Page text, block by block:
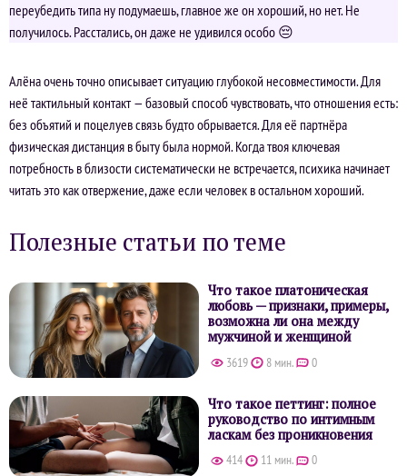
переубедить типа ну подумаешь, главное же он хороший, но нет. Не
получилось. Расстались, он даже не удивился особо 😔
Алёна очень точно описывает ситуацию глубокой несовместимости. Для
неё тактильный контакт — базовый способ чувствовать, что отношения есть:
без объятий и поцелуев связь будто обрывается. Для её партнёра
физическая дистанция в быту была нормой. Когда твоя ключевая
потребность в близости систематически не встречается, психика начинает
читать это как отвержение, даже если человек в остальном хороший.
Полезные статьи по теме
Что такое платоническая
любовь — признаки, примеры,
возможна ли она между
мужчиной и женщиной
3619 8 мин. 0
Что такое петтинг: полное
руководство по интимным
ласкам без проникновения
414 11 мин. 0